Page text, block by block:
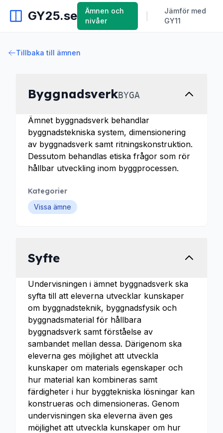
GY25.se
Ämnen och
nivåer
Jämför med
GY11
Tillbaka till ämnen
ByggnadsverkBYGA
Ämnet byggnadsverk behandlar
byggnadstekniska system, dimensionering
av byggnadsverk samt ritningskonstruktion.
Dessutom behandlas etiska frågor som rör
hållbar utveckling inom byggprocessen.
Kategorier
Vissa ämne
Syfte
Undervisningen i ämnet byggnadsverk ska
syfta till att eleverna utvecklar kunskaper
om byggnadsteknik, byggnadsfysik och
byggnadsmaterial för hållbara
byggnadsverk samt förståelse av
sambandet mellan dessa. Därigenom ska
eleverna ges möjlighet att utveckla
kunskaper om materials egenskaper och
hur material kan kombineras samt
färdigheter i hur byggtekniska lösningar kan
konstrueras och dimensioneras. Genom
undervisningen ska eleverna även ges
möjlighet att utveckla kunskaper om hur